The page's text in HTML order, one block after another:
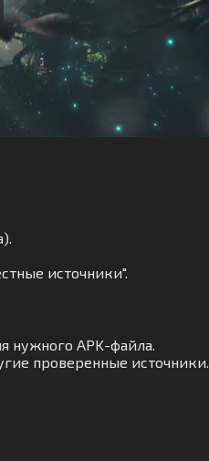
источники".
нужного APK-файла.
проверенные источники.